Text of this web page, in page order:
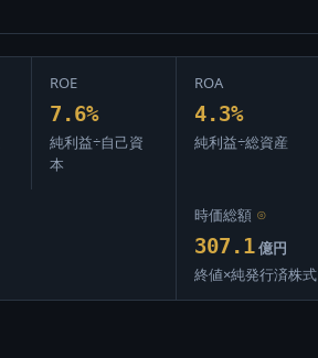
ROE
7.6%
純利益÷自己資
本
ROA
4.3%
純利益÷総資産
時価総額 ⊙
307.1 億円
終値×純発行済株式